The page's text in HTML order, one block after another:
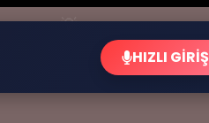
💡
HIZLI GİRİŞ